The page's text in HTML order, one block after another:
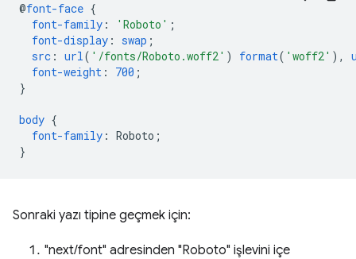
@font-face {
font-family : 'Roboto' ;
font-display : swap ;
src : url( '/fonts/Roboto.woff2' ) format( 'woff2' ),
font-weight : 700 ;
}
body {
font-family : Roboto ;
}
Sonraki yazı tipine geçmek için:
"next/font" adresinden "Roboto" işlevini içe